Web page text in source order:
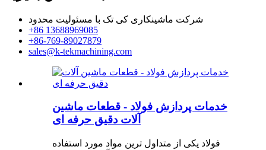
شرکت ماشینکاری کی تک با مسئولیت محدود
+86 13688969085
+86-769-89027879
sales@k-tekmachining.com
خدمات پردازش فولاد - قطعات ماشین
آلات دقیق حرفه ای
فولاد یکی از متداول ترین مواد مورد استفاده